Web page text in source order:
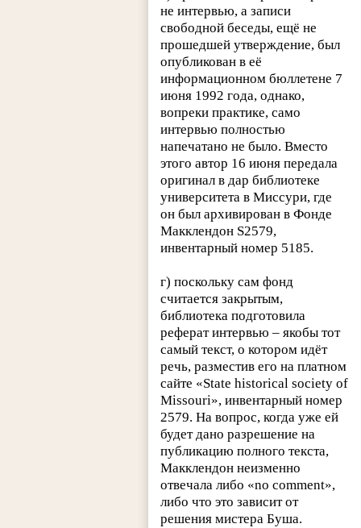
не интервью, а записи
свободной беседы, ещё не
прошедшей утверждение, был
опубликован в её
информационном бюллетене 7
июня 1992 года, однако,
вопреки практике, само
интервью полностью
напечатано не было. Вместо
этого автор 16 июня передала
оригинал в дар библиотеке
университета в Миссури, где
он был архивирован в Фонде
Макклендон S2579,
инвентарный номер 5185.
г) поскольку сам фонд
считается закрытым,
библиотека подготовила
реферат интервью – якобы тот
самый текст, о котором идёт
речь, разместив его на платном
сайте «State historical society of
Missouri», инвентарный номер
2579. На вопрос, когда уже ей
будет дано разрешение на
публикацию полного текста,
Макклендон неизменно
отвечала либо «no comment»,
либо что это зависит от
решения мистера Буша.